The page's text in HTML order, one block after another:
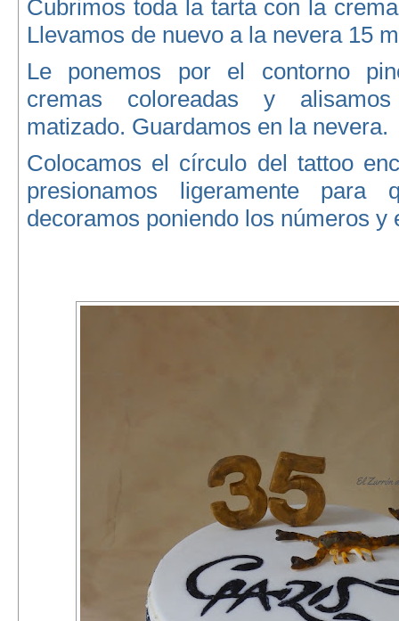
Cubrimos toda la tarta con la
Llevamos de nuevo a la nevera 15
Le ponemos por el contorno
cremas coloreadas y
matizado. Guardamos en la nevera.
Colocamos el círculo del tattoo
presionamos ligeramente para
decoramos poniendo los números